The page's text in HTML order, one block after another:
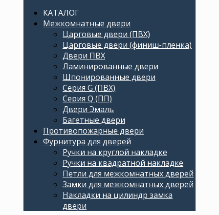
КАТАЛОГ
Межкомнатные двери
Царговые двери (ПВХ)
Царговые двери (финиш-пленка)
Двери ПВХ
Ламинированные двери
Шпонированные двери
Серия G (ПВХ)
Серия Q (ПП)
Двери Эмаль
Багетные двери
Противопожарные двери
Фурнитура для дверей
Ручки на круглой накладке
Ручки на квадратной накладке
Петли для межкомнатных дверей
Замки для межкомнатных дверей
Накладки на цилиндр замка
двери